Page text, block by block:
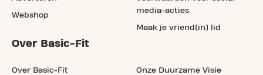
Webshop
media-acties
Maak je vriend(in) lid
Over Basic-Fit
Over Basic-Fit Onze Duurzame Visie